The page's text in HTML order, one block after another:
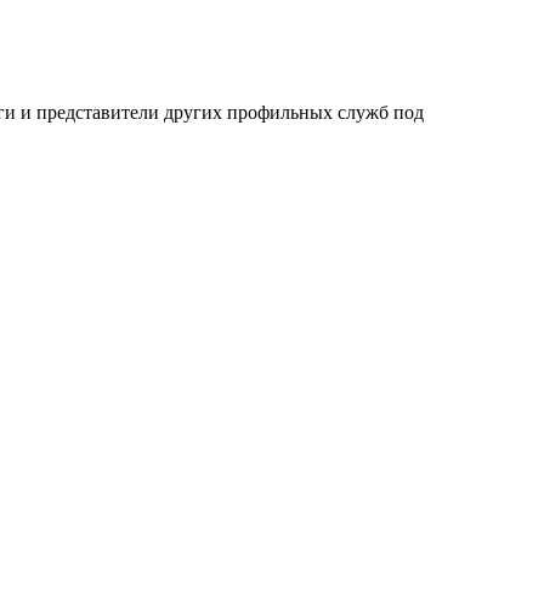
и представители других профильных служб под